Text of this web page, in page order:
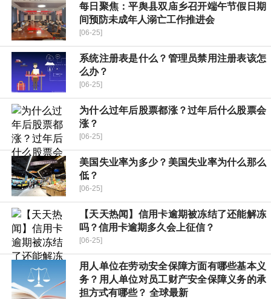
每日聚焦：平舆县双庙乡召开端午节假日期
间预防未成年人溺亡工作推进会
[06-25]
系统注册表是什么？管理员禁用注册表该怎
么办？
[06-25]
为什么过年后股票都涨？过年后什么股票会
涨？
[06-25]
美国失业率为多少？美国失业率为什么那么
低？
[06-25]
【天天热闻】信用卡逾期被冻结了还能解冻
吗？信用卡逾期多久会上征信？
[06-25]
用人单位在劳动安全保障方面有哪些基本义
务？用人单位对员工财产安全保障义务的承
担方式有哪些？ 全球最新